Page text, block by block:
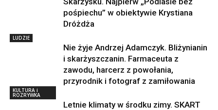
pośpiechu” w obiektywie Krystiana
Dróżdża
LUDZIE
Nie żyje Andrzej Adamczyk. Bliżynianin
i skarżyszczanin. Farmaceuta z
zawodu, harcerz z powołania,
przyrodnik i fotograf z zamiłowania
KULTURA i
ROZRYWKA
Letnie klimaty w środku zimy. SKART